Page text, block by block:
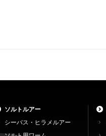
ソルトルアー
シーバス・ヒラメルアー